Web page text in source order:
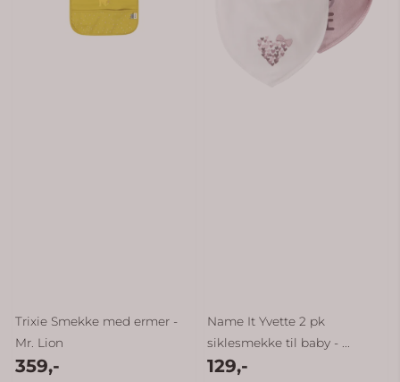
Trixie Smekke med ermer -
Mr. Lion
359,-
Name It Yvette 2 pk
siklesmekke til baby - ...
129,-